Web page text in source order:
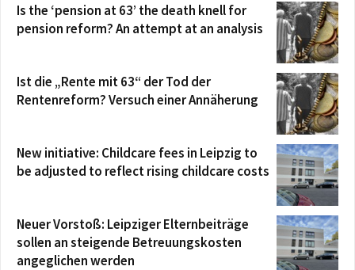
Is the ‘pension at 63’ the death knell for
pension reform? An attempt at an analysis
Ist die „Rente mit 63“ der Tod der
Rentenreform? Versuch einer Annäherung
New initiative: Childcare fees in Leipzig to
be adjusted to reflect rising childcare costs
Neuer Vorstoß: Leipziger Elternbeiträge
sollen an steigende Betreuungskosten
angeglichen werden